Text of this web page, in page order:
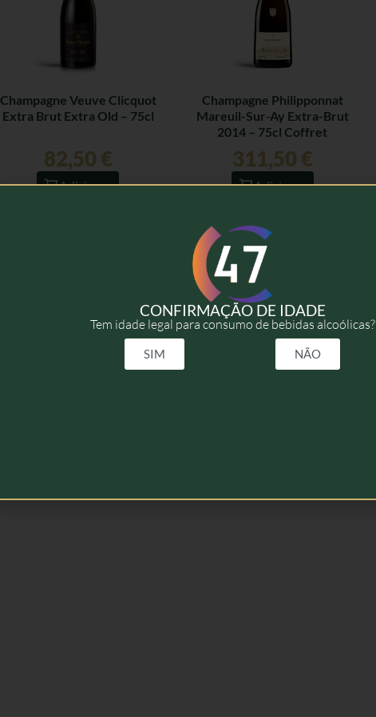
Champagne Veuve Clicquot
Extra Brut Extra Old – 75cl
82,50 €
Adicionar
Champagne Philipponnat
Mareuil-Sur-Ay Extra-Brut
2014 – 75cl Coffret
311,50 €
Adicionar
CONFIRMAÇÃO DE IDADE
Tem idade legal para consumo de bebidas alcoólicas?
SIM NÃO